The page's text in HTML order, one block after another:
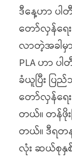
ဒီနေ့ဟာ ပါ
တော်လှန်ရေ
လာတဲ့အခါမှ
PLA ဟာ ပ
ခံယူပြီး ပ
တော်လှန်ရေ
တယ်။ တန်ဖိုး
တယ်။ ဒီရတ
လုံး ဆယ်စုနှ